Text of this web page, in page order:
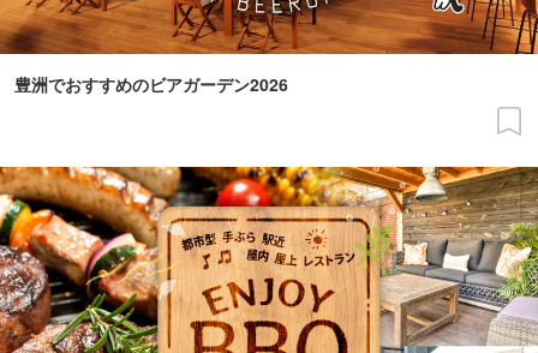
豊洲でおすすめのビアガーデン2026